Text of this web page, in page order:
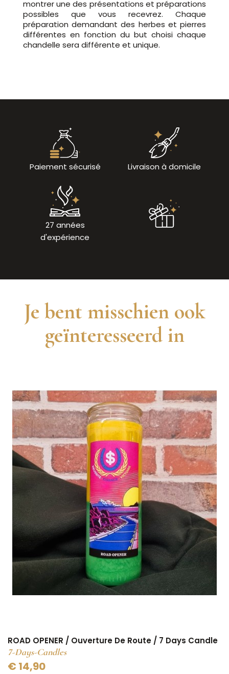
montrer une des présentations et préparations
possibles que vous recevrez. Chaque
préparation demandant des herbes et pierres
différentes en fonction du but choisi chaque
chandelle sera différente et unique.
Paiement sécurisé Livraison à domicile
27 années
d'expérience
Je bent misschien ook
geïnteresseerd in
ROAD OPENER / Ouverture De Route / 7 Days Candle
7-Days-Candles
€ 14,90